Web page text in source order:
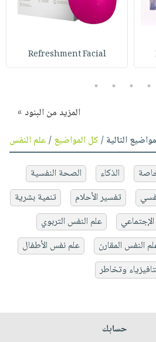
Refreshment Facial
2
3
4
5
المزيد من البنود »
التالية /كل المواضيع/علم النفس
الذكاء
الصحة النفسية
تفسير الأحلام
تنمية بشرية
علم النفس التربوي
النفس المقارن
علم نفس الأطفال
وتخاطر
حسابك